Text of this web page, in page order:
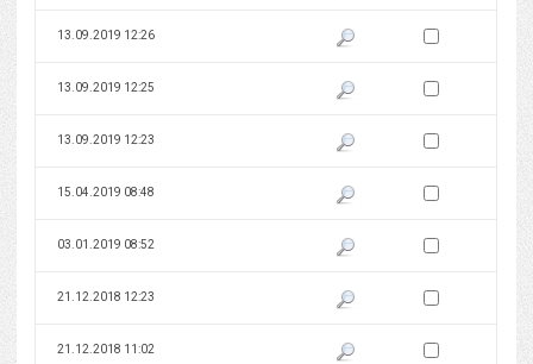
13.09.2019 12:26 Pokaż podgląd wersji z dnia
Zaznacz wersję do
13.09.2019 12:25 Pokaż podgląd wersji z dnia
Zaznacz wersję do
13.09.2019 12:23 Pokaż podgląd wersji z dnia
Zaznacz wersję do
15.04.2019 08:48 Pokaż podgląd wersji z dnia
Zaznacz wersję do
03.01.2019 08:52 Pokaż podgląd wersji z dnia
Zaznacz wersję do
21.12.2018 12:23 Pokaż podgląd wersji z dnia
Zaznacz wersję do
21.12.2018 11:02 Pokaż podgląd wersji z dnia
Zaznacz wersję do